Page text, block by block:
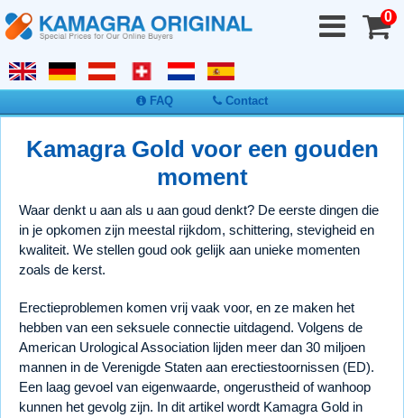
0
FAQ Contact
Kamagra Gold voor een gouden
moment
Waar denkt u aan als u aan goud denkt? De eerste dingen die
in je opkomen zijn meestal rijkdom, schittering, stevigheid en
kwaliteit. We stellen goud ook gelijk aan unieke momenten
zoals de kerst.
Erectieproblemen komen vrij vaak voor, en ze maken het
hebben van een seksuele connectie uitdagend. Volgens de
American Urological Association lijden meer dan 30 miljoen
mannen in de Verenigde Staten aan erectiestoornissen (ED).
Een laag gevoel van eigenwaarde, ongerustheid of wanhoop
kunnen het gevolg zijn. In dit artikel wordt Kamagra Gold in